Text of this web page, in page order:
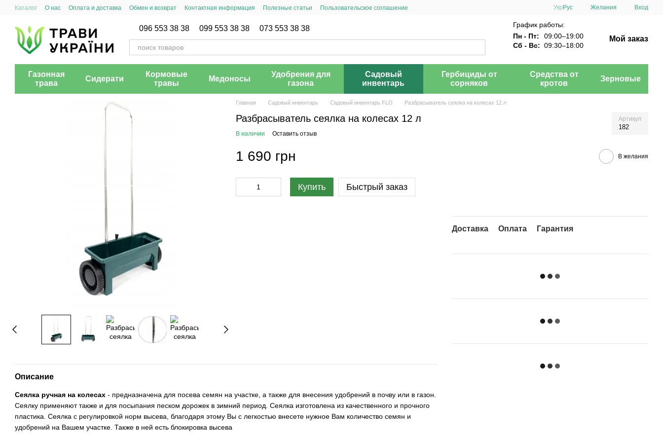
Перейти к основному контенту
Каталог О нас Оплата и доставка Обмен и возврат Контактная информация Полезные статьи Пользовательское соглашение Укр Рус Желания Вход
096 553 38 38 099 553 38 38 073 553 38 38
График работы:
Пн - Пт:
09:00–19:00
Сб - Вс: 09:30–18:00
Мой заказ
Газонная
трава
Сидерати
Кормовые
травы
Медоносы
Удобрения для
газона
Садовый
инвентарь
Гербициды от
сорняков
Средства от
кротов
Зерновые
Главная Садовый инвентарь Садовый инвентарь FLO Разбрасыватель сеялка на колесах 12 л
Разбрасыватель сеялка на колесах 12 л Артикул
182
В наличии Оставить отзыв
1 690 грн В желания
Купить Быстрый заказ
Доставка Оплата Гарантия
Описание
Сеялка ручная на колесах - предназначена для посева семян на участке, а также для внесения удобрений в почву или в газон.
Сеялку применяют также и для посыпания песком дорожек в зимний период. Сеялка изготовлена из качественного и прочного
пластика. Сеялка с регулировкой норм высева, благодаря этому Вы с легкостью внесете нужное Вам количество семян и
удобрений на Вашем участке. Также в ней есть блокировка высева